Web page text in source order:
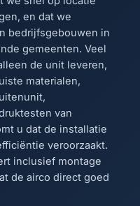
en dat we
bedrijfsgebouwen in
gemeenten. Veel
de unit leveren,
materialen,
van
u dat de installatie
veroorzaakt.
inclusief montage
de airco direct goed